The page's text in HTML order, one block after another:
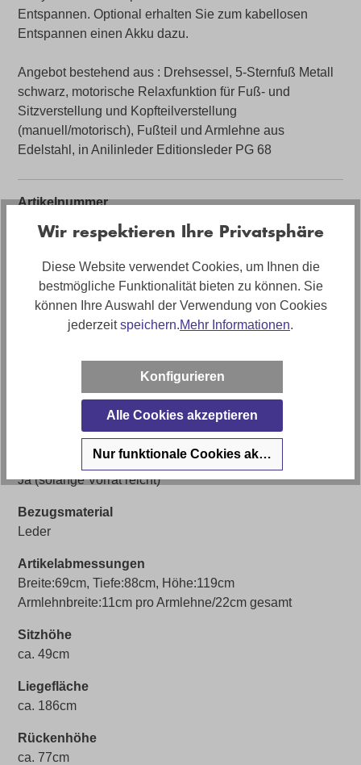
Entspannen. Optional erhalten Sie zum kabellosen
Entspannen einen Akku dazu.
Angebot bestehend aus : Drehsessel, 5-Sternfuß Metall
schwarz, motorische Relaxfunktion für Fuß- und
Sitzverstellung und Kopfteilverstellung
(manuell/motorisch), Fußteil und Armlehne aus
Edelstahl, in Anilinleder Editionsleder PG 68
Artikelnummer
bis 120kg
Farbe
Herz-Waage-Funktion ❤️⚖️
mit Herz Waage Funktion
Sofort Lieferbar 🚚
Ja (solange Vorrat reicht)
Bezugsmaterial
Leder
Artikelabmessungen
Breite:69cm, Tiefe:88cm, Höhe:119cm
Armlehnbreite:11cm pro Armlehne/22cm gesamt
Sitzhöhe
ca. 49cm
Liegefläche
ca. 186cm
Rückenhöhe
ca. 77cm
Wir respektieren Ihre Privatsphäre
Diese Website verwendet Cookies, um Ihnen die
bestmögliche Funktionalität bieten zu können. Sie
können Ihre Auswahl der Verwendung von Cookies
jederzeitspeichern.Mehr Informationen.
Konfigurieren
Alle Cookies akzeptieren
Nur funktionale Cookies akzeptieren